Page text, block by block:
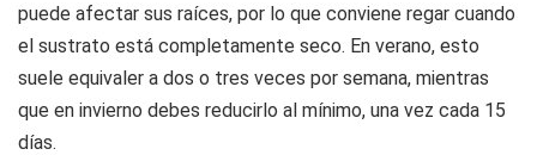
puede afectar sus raíces, por lo que conviene regar cuando
el sustrato está completamente seco. En verano, esto
suele equivaler a dos o tres veces por semana, mientras
que en invierno debes reducirlo al mínimo, una vez cada 15
días.